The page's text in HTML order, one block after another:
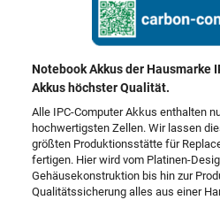
Notebook Akkus der Hausmarke
Akkus höchster Qualität.
Alle IPC-Computer Akkus enthalten
hochwertigsten Zellen. Wir lassen
größten Produktionsstätte für
fertigen. Hier wird vom Platinen-
Gehäusekonstruktion bis hin zur
Qualitätssicherung alles aus einer